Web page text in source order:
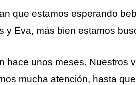
que estamos esperando
y Eva, más bien estamos
hace unos meses. Nuestros
mucha atención, hasta